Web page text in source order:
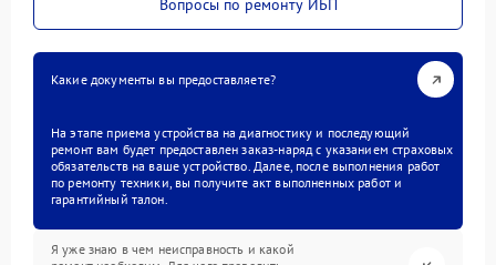
Вопросы по ремонту ИБП
Какие документы вы предоставляете?
На этапе приема устройства на диагностику и последующий
ремонт вам будет предоставлен заказ-наряд с указанием страховых
обязательств на ваше устройство. Далее, после выполнения работ
по ремонту техники, вы получите акт выполненных работ и
гарантийный талон.
Я уже знаю в чем неисправность и какой